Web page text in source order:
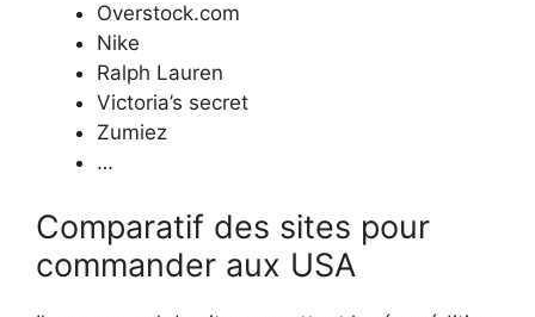
Overstock.com
Nike
Ralph Lauren
Victoria’s secret
Zumiez
…
Comparatif des sites pour
commander aux USA